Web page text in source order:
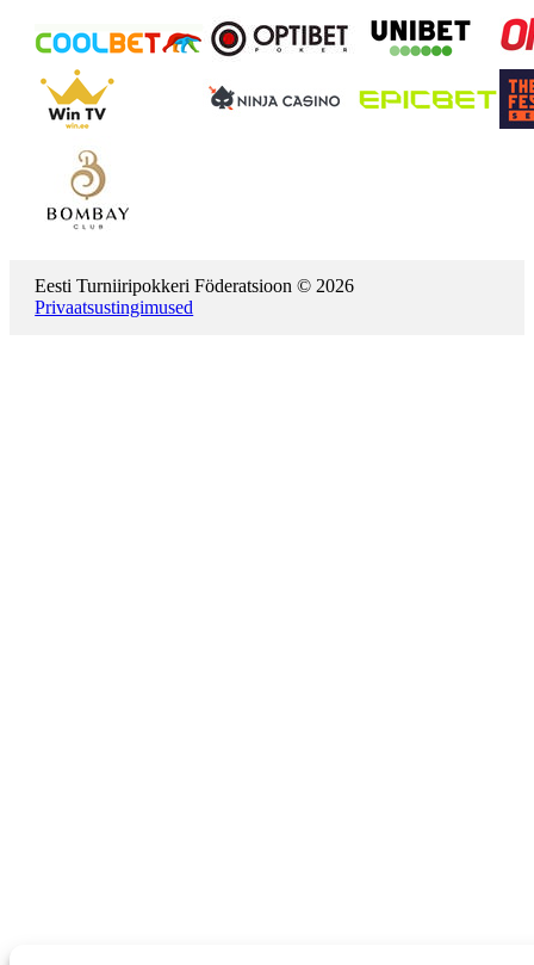
Eesti Turniiripokkeri Föderatsioon © 2026
Privaatsustingimused